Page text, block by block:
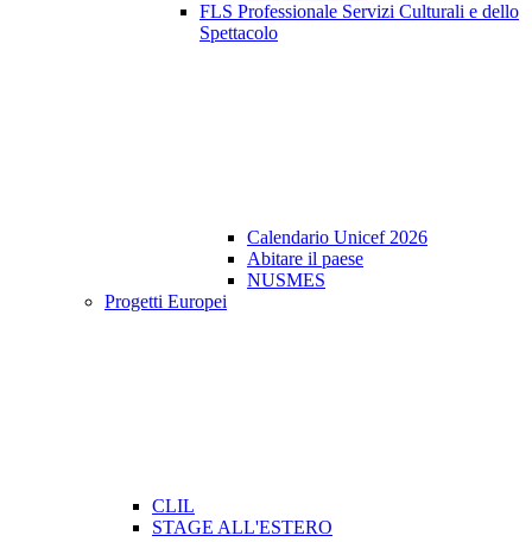
FLS Professionale Servizi Culturali e dello
Spettacolo
Calendario Unicef 2026
Abitare il paese
NUSMES
Progetti Europei
CLIL
STAGE ALL'ESTERO